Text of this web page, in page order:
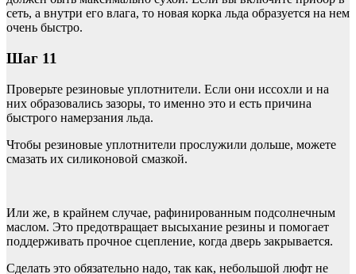
сеть, а внутри его влага, то новая корка льда образуется на нем
очень быстро.
Шаг 11
Проверьте резиновые уплотнители. Если они иссохли и на
них образовались зазоры, то именно это и есть причина
быстрого намерзания льда.
Чтобы резиновые уплотнители прослужили дольше, можете
смазать их силиконовой смазкой.
Или же, в крайнем случае, рафинированным подсолнечным
маслом. Это предотвращает высыхание резины и помогает
поддерживать прочное сцепление, когда дверь закрывается.
Сделать это обязательно надо, так как, небольшой люфт не